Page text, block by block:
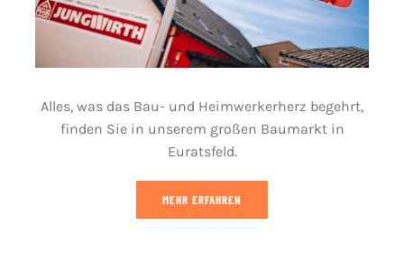
Alles, was das Bau- und Heimwerkerherz begehrt,
finden Sie in unserem großen Baumarkt in
Euratsfeld.
MEHR ERFAHREN